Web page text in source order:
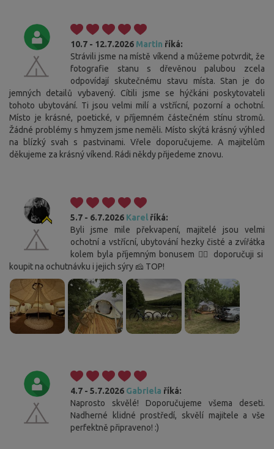
10.7 - 12.7.2026 Martin říká:
Strávili jsme na místě víkend a můžeme potvrdit, že
fotografie stanu s dřevěnou palubou zcela
odpovídají skutečnému stavu místa. Stan je do
jemných detailů vybavený. Cítili jsme se hýčkáni poskytovateli
tohoto ubytování. Ti jsou velmi milí a vstřícní, pozorní a ochotní.
Místo je krásné, poetické, v příjemném částečném stínu stromů.
Žádné problémy s hmyzem jsme neměli. Místo skýtá krásný výhled
na blízký svah s pastvinami. Vřele doporučujeme. A majitelům
děkujeme za krásný víkend. Rádi někdy přijedeme znovu.
5.7 - 6.7.2026 Karel říká:
Byli jsme mile překvapení, majitelé jsou velmi
ochotní a vstřícní, ubytování hezky čisté a zvířátka
kolem byla příjemným bonusem 👍🏻 doporučuji si
koupit na ochutnávku i jejich sýry 🧀 TOP!
4.7 - 5.7.2026 Gabriela říká:
Naprosto skvělé! Doporučujeme všema deseti.
Nadherné klidné prostředí, skvělí majitele a vše
perfektně připraveno! :)